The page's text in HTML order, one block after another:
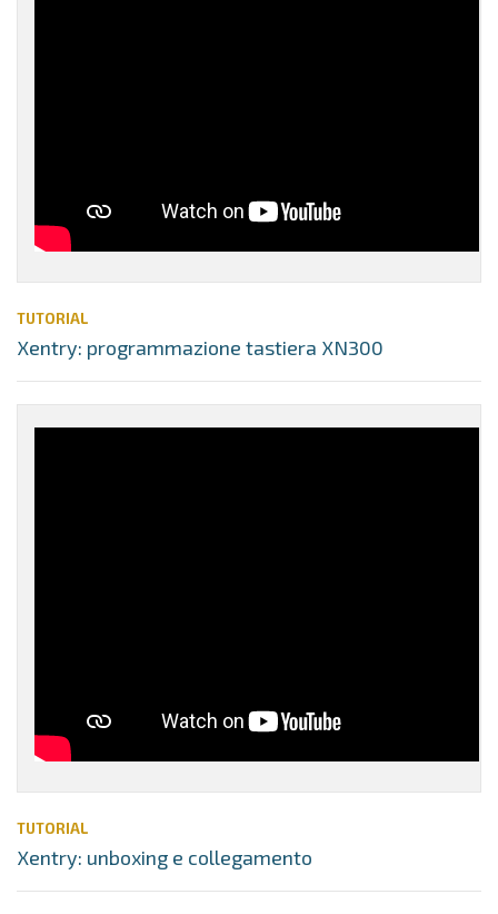
TUTORIAL
Xentry: programmazione tastiera XN300
TUTORIAL
Xentry: unboxing e collegamento